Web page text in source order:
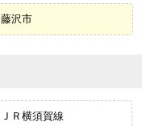
藤沢市
ＪＲ横須賀線